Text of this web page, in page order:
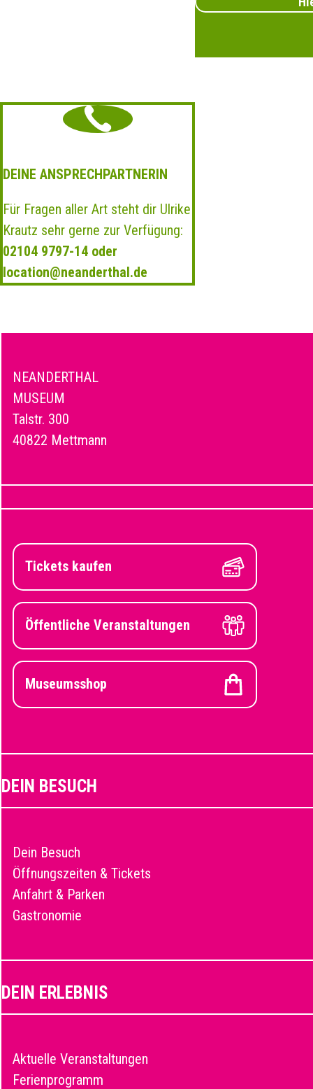
DEINE ANSPRECHPARTNERIN
Für Fragen aller Art steht dir Ulrike
Krautz sehr gerne zur Verfügung:
02104 9797-14 oder
location@neanderthal.de
NEANDERTHAL
MUSEUM
Talstr. 300
40822 Mettmann
Tickets kaufen
Öffentliche Veranstaltungen
Museumsshop
DEIN BESUCH
Dein Besuch
Öffnungszeiten & Tickets
Anfahrt & Parken
Gastronomie
DEIN ERLEBNIS
Aktuelle Veranstaltungen
Ferienprogramm